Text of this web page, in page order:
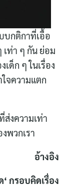
บกติกาที่เอื้อ
เท่า ๆ กัน ย่อม
ด็ก ๆ ในเรื่อง
จความแตก
ส่งความเท่า
พวกเรา
อ้างอิง
กรอบคิดเรื่อง